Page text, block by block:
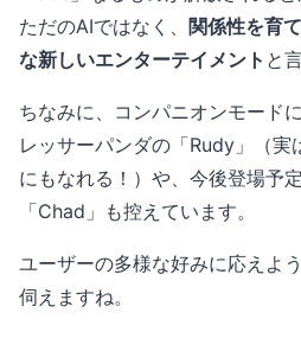
ただのAIではなく、 関係性を育
な新しいエンターテイメント と
ちなみに、コンパニオンモード
レッサーパンダの「Rudy」（実
にもなれる！）や、今後登場予
「Chad」も控えています。
ユーザーの多様な好みに応えよ
伺えますね。